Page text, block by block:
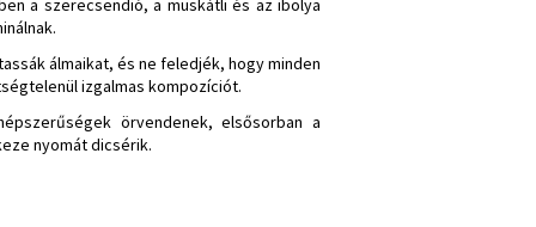
a szerecsendió, a muskátli és az ibolya
álmaikat, és ne feledjék, hogy minden
izgalmas kompozíciót.
örvendenek, elsősorban a
nyomát dicsérik.